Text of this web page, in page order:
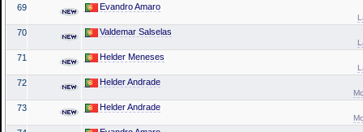
69 Evandro Amaro
70 Valdemar Salselas
71 Helder Meneses
72 Helder Andrade
73 Helder Andrade